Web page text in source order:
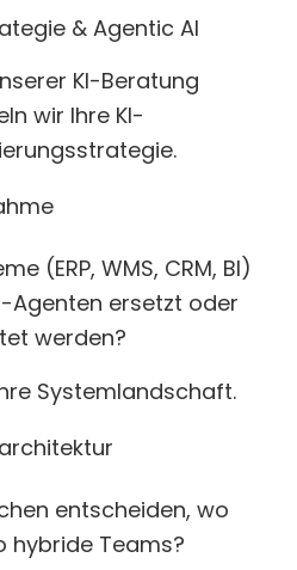
& Agentic AI
KI-Beratung
wir Ihre KI-
(ERP, WMS, CRM, BI)
Agenten ersetzt oder
werden?
Systemlandschaft.
entscheiden, wo
hybride Teams?